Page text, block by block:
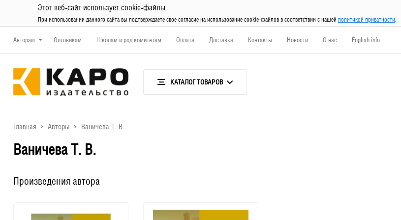
Этот веб-сайт использует cookie-файлы.
При использовании данного сайта вы подтверждаете свое согласие на использование cookie-файлов в соответствии с нашей политикой приватности.
Авторам Оптовикам Школам и род.комитетам Оплата Доставка Контакты Новости О нас English info
КАТАЛОГ ТОВАРОВ
Главная Авторы Ваничева Т. В.
Ваничева Т. В.
Произведения автора